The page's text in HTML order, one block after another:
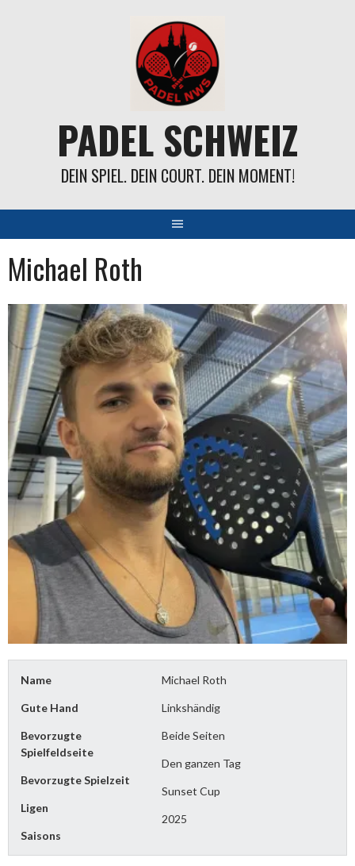
PADEL SCHWEIZ
DEIN SPIEL. DEIN COURT. DEIN MOMENT!
Michael Roth
Name Michael Roth
Gute Hand Linkshändig
Bevorzugte
Spielfeldseite
Beide Seiten
Bevorzugte Spielzeit
Den ganzen Tag
Ligen
Sunset Cup
Saisons
2025